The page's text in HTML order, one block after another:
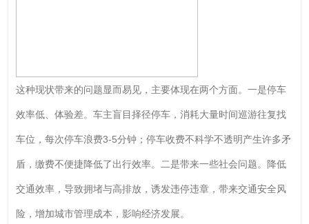
这种现状带来的问题显而易见，主要体现在两个方面。一是停车
效率低、体验差。车主盲目择径停车，消耗大量时间巡游往复找
车位，每次停车浪费3-5分钟；停车收费不科学不透明产生许多矛
盾，缴费不便捷降低了出行效率。二是带来一些社会问题。降低
交通效率，导致拥堵与高排放，诱发违停违章，带来交通安全风
险，增加城市管理成本，影响经济发展。